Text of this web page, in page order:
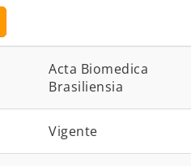
Acta Biomedica
Brasiliensia
Vigente